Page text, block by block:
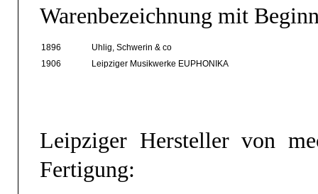
Warenbezeichnung mit
1896
Uhlig, Schwerin & co
1906
Leipziger Musikwerke EUPHONIKA
Leipziger Hersteller von
Fertigung: